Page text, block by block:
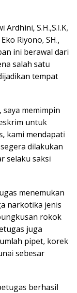
S.H.,S.I.K,
Riyono, SH.,
ini berawal dari
salah satu
tempat
memimpin
untuk
kami mendapati
dilakukan
selaku saksi
menemukan
narkotika jenis
rokok
juga
pipet, korek
sebesar
berhasil